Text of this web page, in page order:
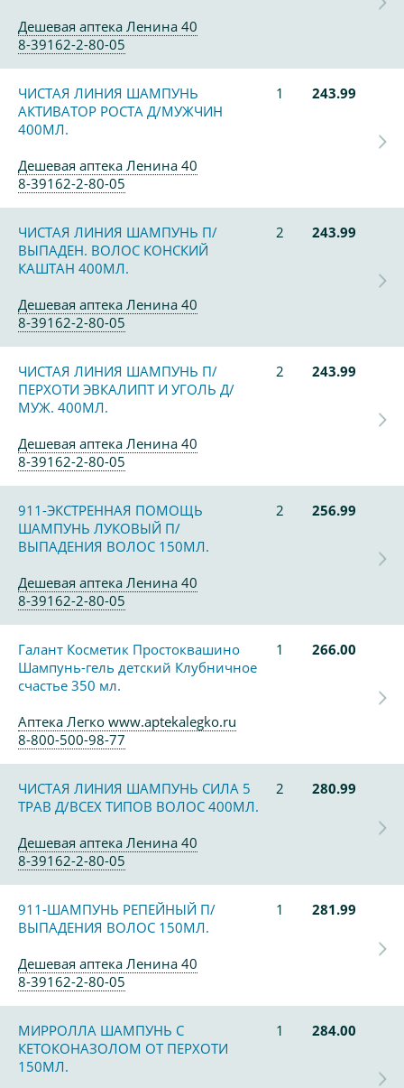
Дешевая аптека Ленина 40
8-39162-2-80-05
ЧИСТАЯ ЛИНИЯ ШАМПУНЬ
АКТИВАТОР РОСТА Д/МУЖЧИН
400МЛ.
1 243.99
Дешевая аптека Ленина 40
8-39162-2-80-05
ЧИСТАЯ ЛИНИЯ ШАМПУНЬ П/
ВЫПАДЕН. ВОЛОС КОНСКИЙ
КАШТАН 400МЛ.
2 243.99
Дешевая аптека Ленина 40
8-39162-2-80-05
ЧИСТАЯ ЛИНИЯ ШАМПУНЬ П/
ПЕРХОТИ ЭВКАЛИПТ И УГОЛЬ Д/
МУЖ. 400МЛ.
2 243.99
Дешевая аптека Ленина 40
8-39162-2-80-05
911-ЭКСТРЕННАЯ ПОМОЩЬ
ШАМПУНЬ ЛУКОВЫЙ П/
ВЫПАДЕНИЯ ВОЛОС 150МЛ.
2 256.99
Дешевая аптека Ленина 40
8-39162-2-80-05
Галант Косметик Простоквашино
Шампунь-гель детский Клубничное
счастье 350 мл.
1 266.00
Аптека Легко www.aptekalegko.ru
8-800-500-98-77
ЧИСТАЯ ЛИНИЯ ШАМПУНЬ СИЛА 5
ТРАВ Д/ВСЕХ ТИПОВ ВОЛОС 400МЛ.
2 280.99
Дешевая аптека Ленина 40
8-39162-2-80-05
911-ШАМПУНЬ РЕПЕЙНЫЙ П/
ВЫПАДЕНИЯ ВОЛОС 150МЛ.
1 281.99
Дешевая аптека Ленина 40
8-39162-2-80-05
МИРРОЛЛА ШАМПУНЬ С
КЕТОКОНАЗОЛОМ ОТ ПЕРХОТИ
150МЛ.
1 284.00